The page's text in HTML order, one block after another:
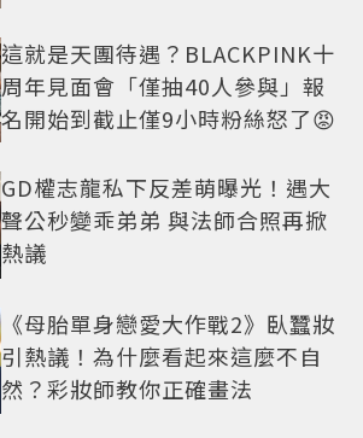
這就是天團待遇？BLACKPINK十
周年見面會「僅抽40人參與」報
名開始到截止僅9小時粉絲怒了😡
GD權志龍私下反差萌曝光！遇大
聲公秒變乖弟弟 與法師合照再掀
熱議
《母胎單身戀愛大作戰2》臥蠶妝
引熱議！為什麼看起來這麼不自
然？彩妝師教你正確畫法